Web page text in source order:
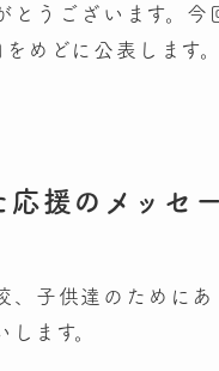
とうございます。
めどに公表します。
応援のメッセ
子供達のためにあ
します。